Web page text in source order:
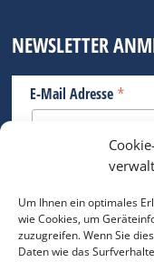
Um Ihnen ein optimales
wie Cookies, um
zuzugreifen. Wenn Sie
Daten wie das
NEWSLETTER
E-Mail Adresse *
Bitte geben Sie Ihre E-Mail